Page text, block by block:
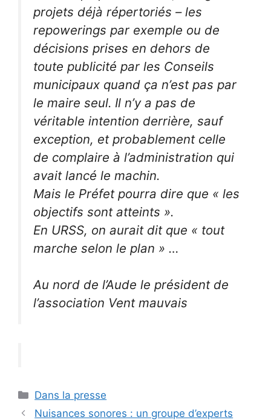
projets déjà répertoriés – les
repowerings par exemple ou de
décisions prises en dehors de
toute publicité par les Conseils
municipaux quand ça n’est pas par
le maire seul. Il n’y a pas de
véritable intention derrière, sauf
exception, et probablement celle
de complaire à l’administration qui
avait lancé le machin.
Mais le Préfet pourra dire que « les
objectifs sont atteints ».
En URSS, on aurait dit que « tout
marche selon le plan » …
Au nord de l’Aude le président de
l’association Vent mauvais
Catégories
Dans la presse
Nuisances sonores : un groupe d’experts